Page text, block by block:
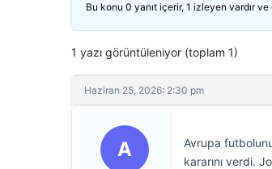
Bu konu 0 yanıt içerir, 1 izleyen vardır ve
1 yazı görüntüleniyor (toplam 1)
Haziran 25, 2026: 2:30 pm
A
Avrupa
kararını verdi.